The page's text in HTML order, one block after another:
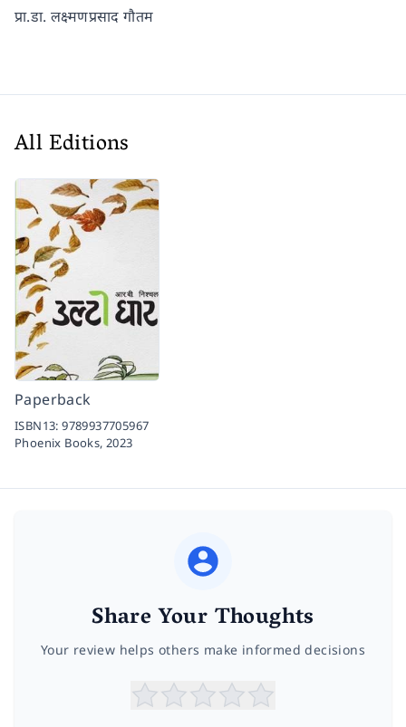
प्रा.डा. लक्ष्मणप्रसाद गौतम
All Editions
Paperback
ISBN13:9789937705967
Phoenix Books,2023
Share Your Thoughts
Your review helps others make informed decisions